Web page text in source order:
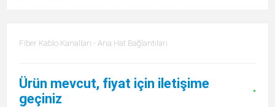
Fiber Kablo Kanalları - Ana Hat Bağlantıları
Ürün mevcut, fiyat için iletişime
geçiniz